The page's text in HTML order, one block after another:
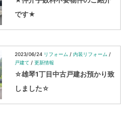
です★
2023/06/24 リフォーム / 内装リフォーム /
戸建て / 更新情報
☆雄琴1丁目中古戸建お預かり致
しました☆